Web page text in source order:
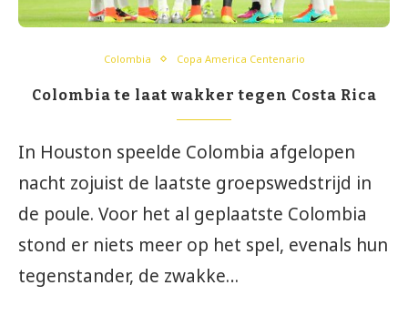
Colombia Copa America Centenario
Colombia te laat wakker tegen Costa Rica
In Houston speelde Colombia afgelopen
nacht zojuist de laatste groepswedstrijd in
de poule. Voor het al geplaatste Colombia
stond er niets meer op het spel, evenals hun
tegenstander, de zwakke…